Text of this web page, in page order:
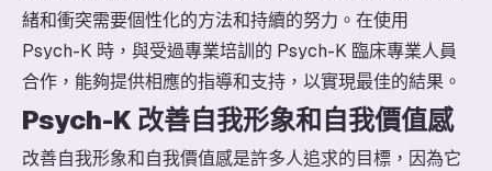
緒和衝突需要個性化的方法和持續的努力。在使用
Psych-K 時，與受過專業培訓的 Psych-K 臨床專業人員
合作，能夠提供相應的指導和支持，以實現最佳的結果。
Psych-K 改善自我形象和自我價值感
改善自我形象和自我價值感是許多人追求的目標，因為它